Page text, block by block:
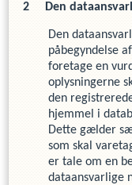
Den
Den
påbegyndelse
foretage en
oplysningerne
den
hjemmel i
Dette gælder
som skal
er tale om en
dataansvarlige